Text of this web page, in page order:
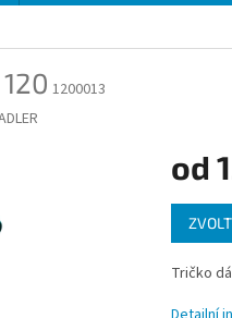
120 1200013
od
Měrná
cena:
Tričko